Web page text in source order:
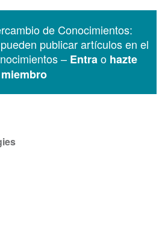
de Conocimientos:
publicar artículos en el
– Entrao hazte
miembro